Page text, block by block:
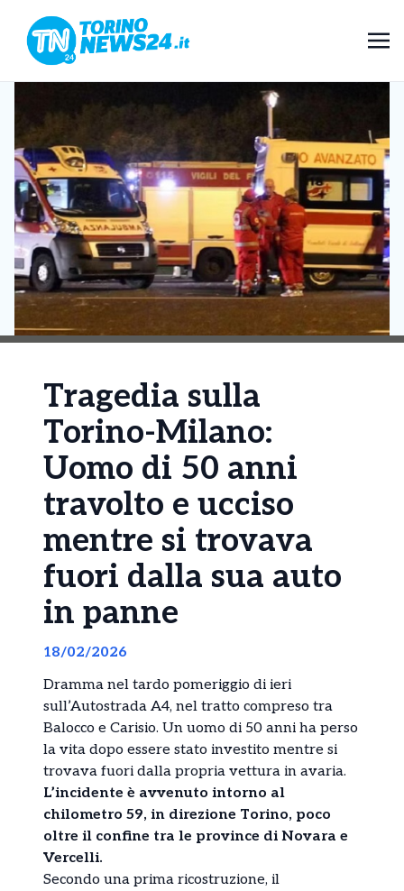
Tragedia sulla
Torino-Milano:
Uomo di 50 anni
travolto e ucciso
mentre si trovava
fuori dalla sua auto
in panne
18/02/2026
Dramma nel tardo pomeriggio di ieri
sull’Autostrada A4, nel tratto compreso tra
Balocco e Carisio. Un uomo di 50 anni ha perso
la vita dopo essere stato investito mentre si
trovava fuori dalla propria vettura in avaria.
L’incidente è avvenuto intorno al
chilometro 59, in direzione Torino, poco
oltre il confine tra le province di Novara e
Vercelli.
Secondo una prima ricostruzione, il